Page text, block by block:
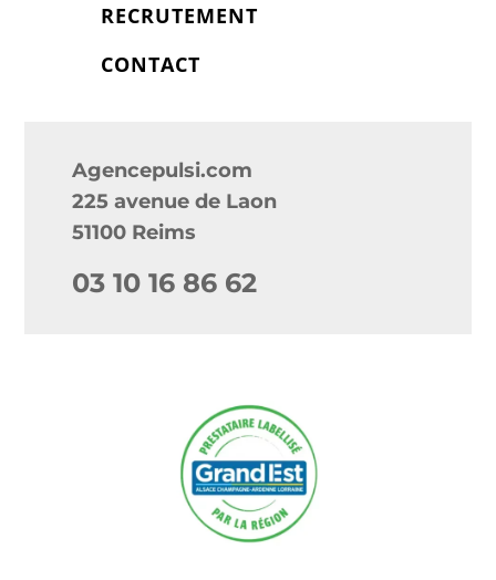
RECRUTEMENT
CONTACT
Agencepulsi.com
225 avenue de Laon
51100 Reims
03 10 16 86 62